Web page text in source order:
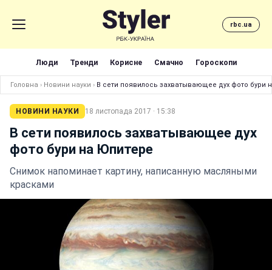
rbc.ua
Люди Тренди Корисне Смачно Гороскопи
Головна › Новини науки › В сети появилось захватывающее дух фото бури
НОВИНИ НАУКИ 18 листопада 2017 · 15:38
В сети появилось захватывающее дух
фото бури на Юпитере
Снимок напоминает картину, написанную масляными
красками